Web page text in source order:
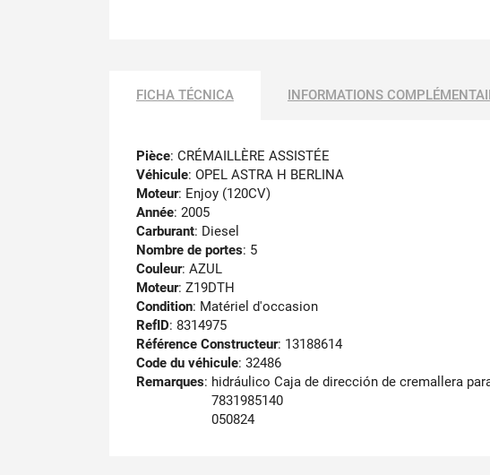
FICHA TÉCNICA INFORMATIONS
Pièce: CRÉMAILLÈRE ASSISTÉE
Véhicule: OPEL ASTRA H BERLINA
Moteur: Enjoy (120CV)
Année: 2005
Carburant: Diesel
Nombre de portes: 5
Couleur: AZUL
Moteur: Z19DTH
Condition: Matériel d'occasion
RefID: 8314975
Référence Constructeur: 13188614
Code du véhicule: 32486
Remarques: hidráulico Caja de dirección de cremallera
7831985140
050824